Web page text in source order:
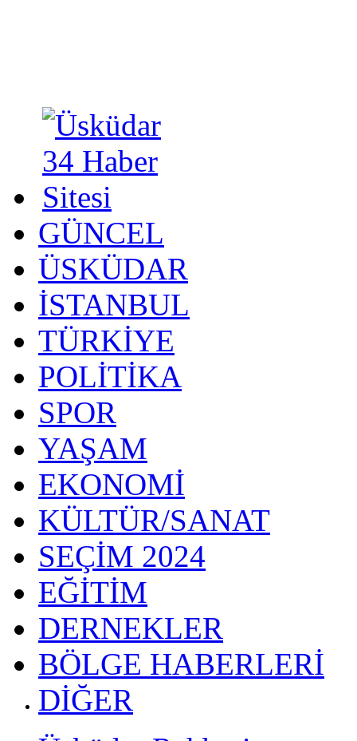
GÜNCEL
ÜSKÜDAR
İSTANBUL
TÜRKİYE
POLİTİKA
SPOR
YAŞAM
EKONOMİ
KÜLTÜR/SANAT
SEÇİM 2024
EĞİTİM
DERNEKLER
BÖLGE HABERLERİ
DİĞER